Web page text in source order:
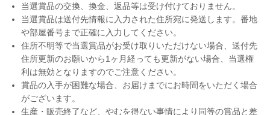
当選賞品の交換、換金、返品等は受け付けておりません。
当選賞品は送付先情報に入力された住所宛に発送します。番地
や部屋番号まで正確に入力してください。
住所不明等で当選賞品がお受け取りいただけない場合、送付先
住所更新のお願いから1ヶ月経っても更新がない場合、当選権
利は無効となりますのでご注意ください。
賞品の入手が困難な場合、お届けまでにお時間をいただく場合
がございます。
生産・販売終了など、やむを得ない事情により同等の賞品と差